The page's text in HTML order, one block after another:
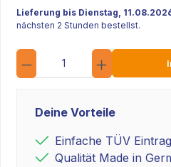
Lieferung bis Dienstag,
nächsten 2 Stunden bestellst.
Anzahl
Deine Vorteile
Einfache TÜV
Qualität Made in